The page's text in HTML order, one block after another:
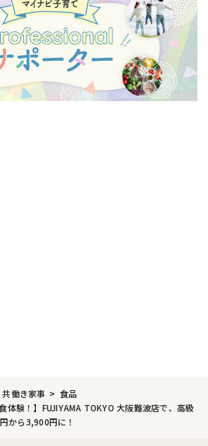
共働き家事
食品
体験！】FUJIYAMA TOKYO 大阪難波店で、高級
から3,900円に！